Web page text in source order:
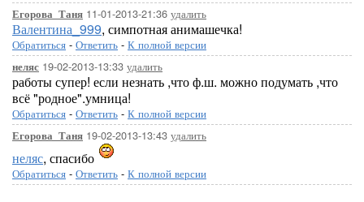
Егорова_Таня 11-01-2013-21:36 удалить
Валентина_999, симпотная анимашечка!
Обратиться - Ответить - К полной версии
неляс 19-02-2013-13:33 удалить
работы супер! если незнать ,что ф.ш. можно подумать ,что
всё "родное".умница!
Обратиться - Ответить - К полной версии
Егорова_Таня 19-02-2013-13:43 удалить
неляс, спасибо
Обратиться - Ответить - К полной версии